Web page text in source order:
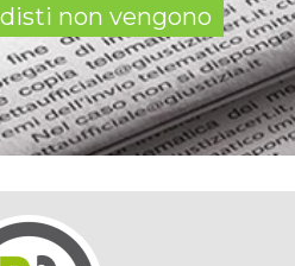
non vengono